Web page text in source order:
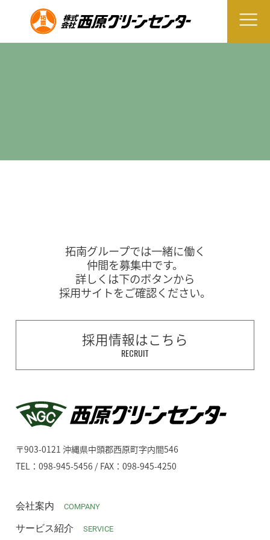
拓南グループでは一緒に働く
仲間を募集中です。
詳しくは下のボタンから
採用サイトをご確認ください。
採用情報はこちら
RECRUIT
〒903-0121 沖縄県中頭郡西原町字内間546
TEL：098-945-5456 / FAX：098-945-4250
会社案内 COMPANY
サービス紹介 SERVICE